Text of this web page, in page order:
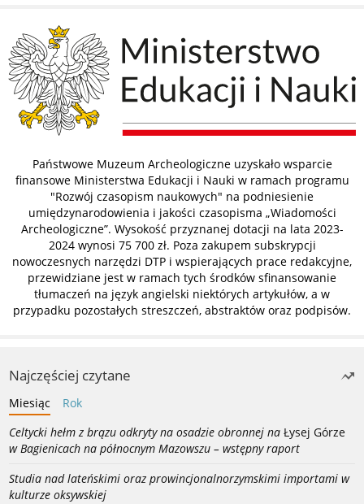
Państwowe Muzeum Archeologiczne uzyskało wsparcie
finansowe Ministerstwa Edukacji i Nauki w ramach programu
"Rozwój czasopism naukowych" na podniesienie
umiędzynarodowienia i jakości czasopisma „Wiadomości
Archeologiczne”. Wysokość przyznanej dotacji na lata 2023-
2024 wynosi 75 700 zł. Poza zakupem subskrypcji
nowoczesnych narzędzi DTP i wspierających prace redakcyjne,
przewidziane jest w ramach tych środków sfinansowanie
tłumaczeń na język angielski niektórych artykułów, a w
przypadku pozostałych streszczeń, abstraktów oraz podpisów.
Najczęściej czytane
Miesiąc
Rok
Celtycki hełm z brązu odkryty na osadzie obronnej na Łysej Górze
w Bagienicach na północnym Mazowszu – wstępny raport
Studia nad lateńskimi oraz prowincjonalnorzymskimi importami w
kulturze oksywskiej